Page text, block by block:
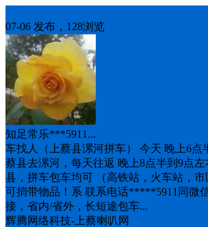
07-06 发布，128浏览
知足常乐***5911...
车找人（上蔡县漯河拼车） 今天 晚上6点
蔡县去漯河，每天往返 晚上8点半到9点
县，拼车包车均可 （高铁站，火车站，市
可捎带物品！系 联系电话*****5911同微
接，省内/省外，长短途包车...
辉腾网络科技-上蔡喇叭网